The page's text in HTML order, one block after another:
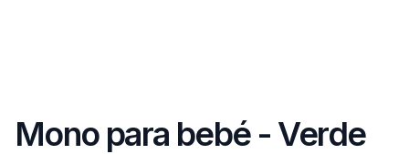
Mono para bebé - Verde